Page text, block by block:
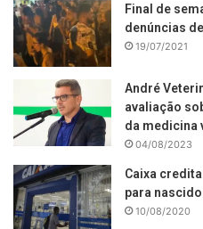
Final de
denúncias
19/07/2021
André
avaliação
da medicina
04/08/2023
Caixa
para
10/08/2020